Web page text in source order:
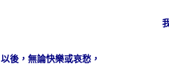
以後，無論快樂或哀愁，